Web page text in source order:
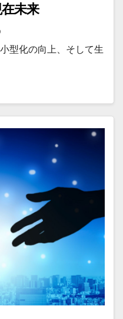
未来
型化の向上、そして生